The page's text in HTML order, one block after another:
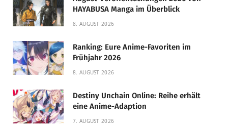
HAYABUSA Manga im Überblick
8. AUGUST 2026
Ranking: Eure Anime-Favoriten im
Frühjahr 2026
8. AUGUST 2026
Destiny Unchain Online: Reihe erhält
eine Anime-Adaption
7. AUGUST 2026